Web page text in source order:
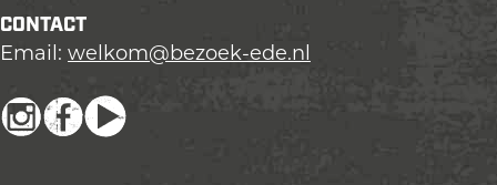
e
n
b
o
k
CONTACT
Email: welkom@bezoek-ede.nl
I
F
Y